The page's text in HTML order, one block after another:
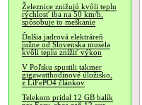
Železnice znižujú kvôli teplu
rýchlosť iba na 50 km/h,
spôsobuje to meškanie
Ďalšia jadrová elektráreň
južne od Slovenska musela
kvôli teplu znížiť výkon
V Poľsku spustili takmer
gigawatthodinové úložisko,
z LiFePO4 článkov
Telekom pridal 12 GB balík